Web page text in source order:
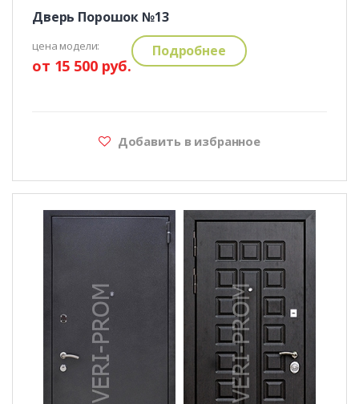
Дверь Порошок №13
цена модели:
от 15 500 руб.
Подробнее
Добавить в избранное